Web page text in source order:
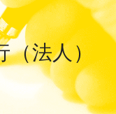
（法人）